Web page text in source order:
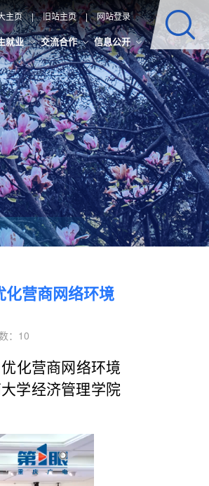
主页 | 旧站主页 | 网站登录
就业 交流合作 信息公开
营商网络环境
10
化营商网络环境
学经济管理学院